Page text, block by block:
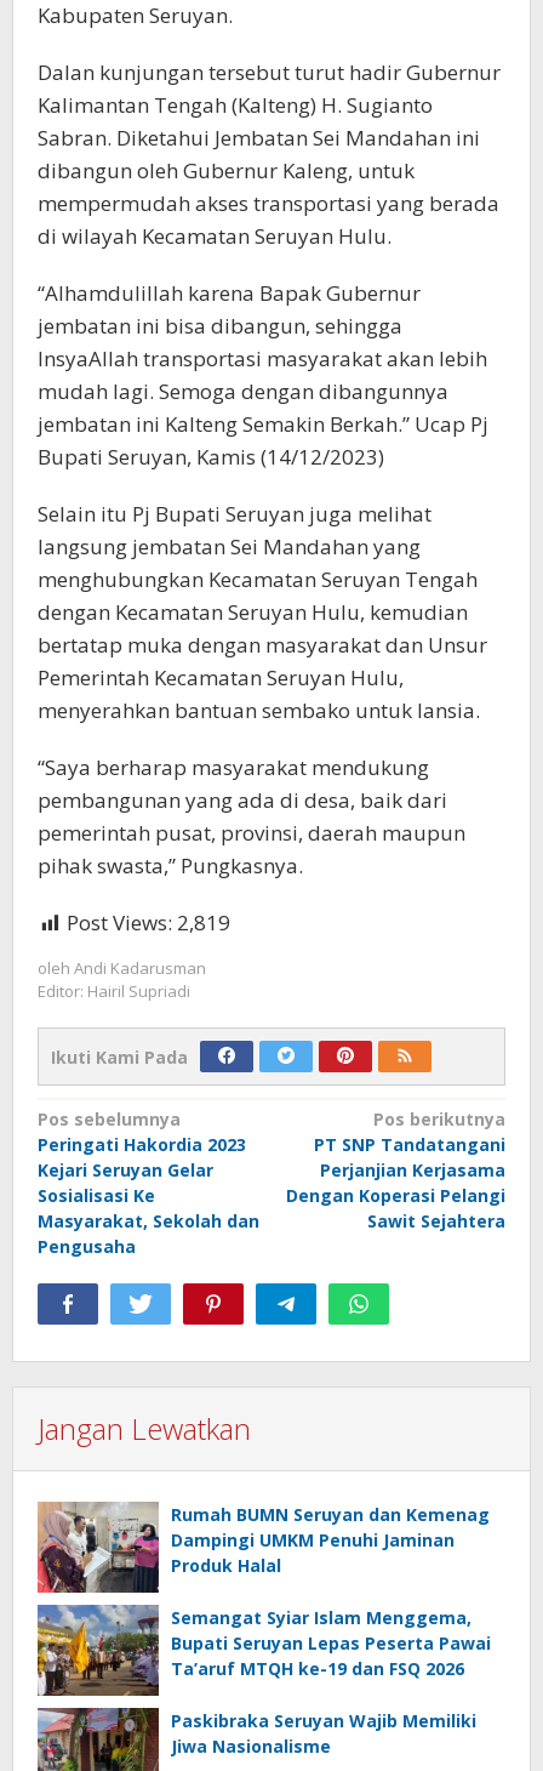
Kabupaten Seruyan.
Dalan kunjungan tersebut turut hadir Gubernur
Kalimantan Tengah (Kalteng) H. Sugianto
Sabran. Diketahui Jembatan Sei Mandahan ini
dibangun oleh Gubernur Kaleng, untuk
mempermudah akses transportasi yang berada
di wilayah Kecamatan Seruyan Hulu.
“Alhamdulillah karena Bapak Gubernur
jembatan ini bisa dibangun, sehingga
InsyaAllah transportasi masyarakat akan lebih
mudah lagi. Semoga dengan dibangunnya
jembatan ini Kalteng Semakin Berkah.” Ucap Pj
Bupati Seruyan, Kamis (14/12/2023)
Selain itu Pj Bupati Seruyan juga melihat
langsung jembatan Sei Mandahan yang
menghubungkan Kecamatan Seruyan Tengah
dengan Kecamatan Seruyan Hulu, kemudian
bertatap muka dengan masyarakat dan Unsur
Pemerintah Kecamatan Seruyan Hulu,
menyerahkan bantuan sembako untuk lansia.
“Saya berharap masyarakat mendukung
pembangunan yang ada di desa, baik dari
pemerintah pusat, provinsi, daerah maupun
pihak swasta,” Pungkasnya.
Post Views: 2,819
oleh Andi Kadarusman
Editor: Hairil Supriadi
Ikuti Kami Pada
Navigasi
pos
Pos sebelumnya
Peringati Hakordia 2023
Kejari Seruyan Gelar
Sosialisasi Ke
Masyarakat, Sekolah dan
Pengusaha
Pos berikutnya
PT SNP Tandatangani
Perjanjian Kerjasama
Dengan Koperasi Pelangi
Sawit Sejahtera
Jangan Lewatkan
Rumah BUMN Seruyan dan Kemenag
Dampingi UMKM Penuhi Jaminan
Produk Halal
Semangat Syiar Islam Menggema,
Bupati Seruyan Lepas Peserta Pawai
Ta’aruf MTQH ke-19 dan FSQ 2026
Paskibraka Seruyan Wajib Memiliki
Jiwa Nasionalisme